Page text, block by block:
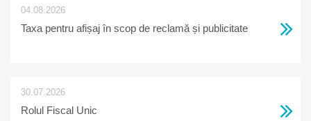
04.08.2026
Taxa pentru afișaj în scop de reclamă și publicitate
30.07.2026
Rolul Fiscal Unic